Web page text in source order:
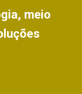
meio